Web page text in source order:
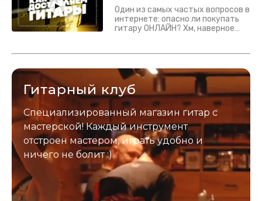
Один из самых частых вопросов в
интернете: опасно ли покупать
гитару ОНЛАЙН? Хм, наверное
застрахован. Случись что -
Гитарный клуб
Специализированный магазин гитар с
мастерской! Каждый инструмент
отстроен мастером, играть удобно и
ничего не болит :)